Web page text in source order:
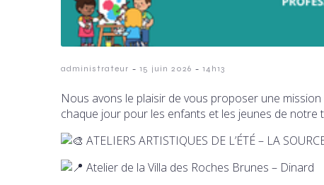
administrateur - 15 juin 2026 - 14h13
Nous avons le plaisir de vous proposer une
chaque jour pour les enfants et les jeunes de notre
ATELIERS ARTISTIQUES DE L’ÉTÉ – LA
Atelier de la Villa des Roches Brunes – Dinard